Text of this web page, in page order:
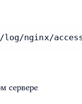
log/nginx/
сервере